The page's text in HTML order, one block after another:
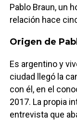
Pablo Braun, un
relación hace
Origen de
Es argentino y
ciudad llegó la
con él, en el
2017. La propia
entrevista que